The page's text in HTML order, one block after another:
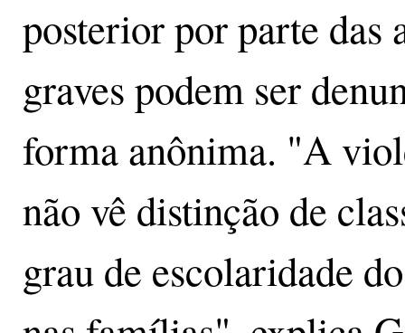
posterior por parte das
graves podem ser
forma anônima. "A
não vê distinção de
grau de escolaridade